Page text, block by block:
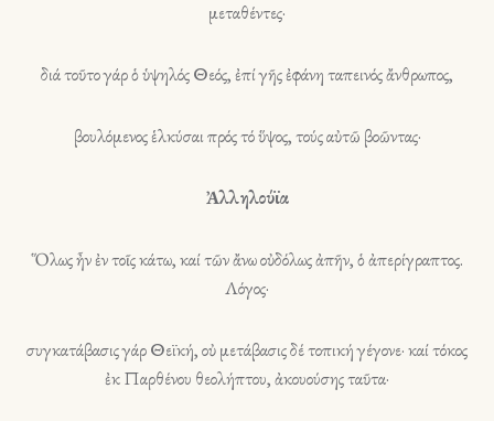
μεταθέντες·
διά τοῦτο γάρ ὁ ὑψηλός Θεός, ἐπί γῆς ἐφάνη ταπεινός ἄνθρωπος,
βουλόμενος ἑλκύσαι πρός τό ὕψος, τούς αὐτῶ βοῶντας·
Ἀλληλούϊα
Ὅλως ἦν ἐν τοῖς κάτω, καί τῶν ἄνω οὐδόλως ἀπῆν, ὁ ἀπερίγραπτος.
Λόγος·
συγκατάβασις γάρ Θεϊκή, οὐ μετάβασις δέ τοπική γέγονε· καί τόκος
ἐκ Παρθένου θεολήπτου, ἀκουούσης ταῦτα·